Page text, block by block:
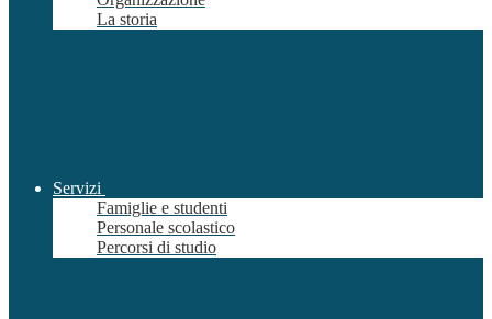
La storia
Servizi
Famiglie e studenti
Personale scolastico
Percorsi di studio